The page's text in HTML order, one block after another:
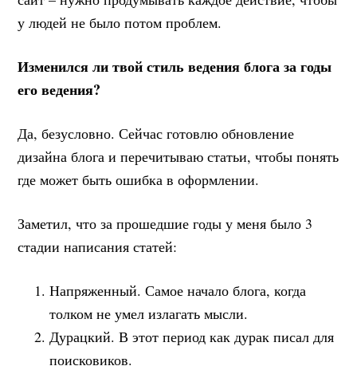
у людей не было потом проблем.
Изменился ли твой стиль ведения блога за годы
его ведения?
Да, безусловно. Сейчас готовлю обновление
дизайна блога и перечитываю статьи, чтобы понять
где может быть ошибка в оформлении.
Заметил, что за прошедшие годы у меня было 3
стадии написания статей:
Напряженный. Самое начало блога, когда
толком не умел излагать мысли.
Дурацкий. В этот период как дурак писал для
поисковиков.